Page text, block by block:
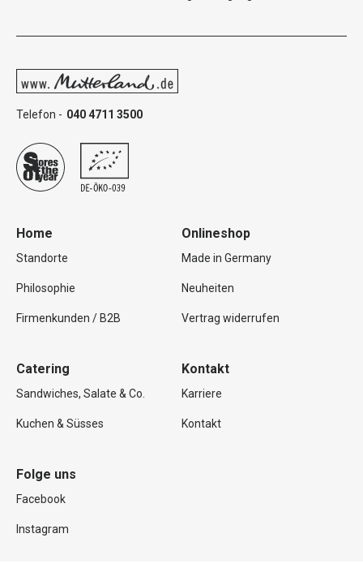
Telefon - 040 4711 3500
Home
Standorte
Philosophie
Firmenkunden / B2B
Onlineshop
Made in Germany
Neuheiten
Vertrag widerrufen
Catering
Sandwiches, Salate & Co.
Kuchen & Süsses
Kontakt
Karriere
Kontakt
Folge uns
Facebook
Instagram